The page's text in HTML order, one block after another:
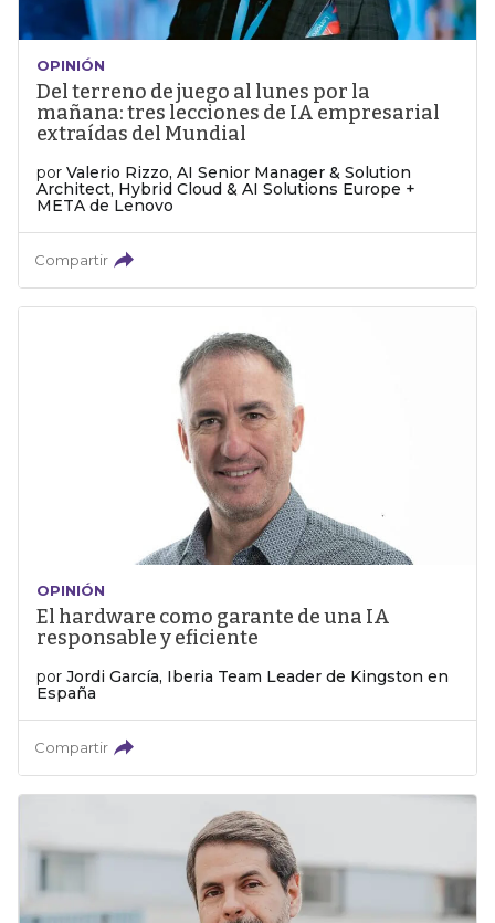
OPINIÓN
Del terreno de juego al lunes por la
mañana: tres lecciones de IA empresarial
extraídas del Mundial
por Valerio Rizzo, AI Senior Manager & Solution
Architect, Hybrid Cloud & AI Solutions Europe +
META de Lenovo
Compartir
OPINIÓN
El hardware como garante de una IA
responsable y eficiente
por Jordi García, Iberia Team Leader de Kingston en
España
Compartir